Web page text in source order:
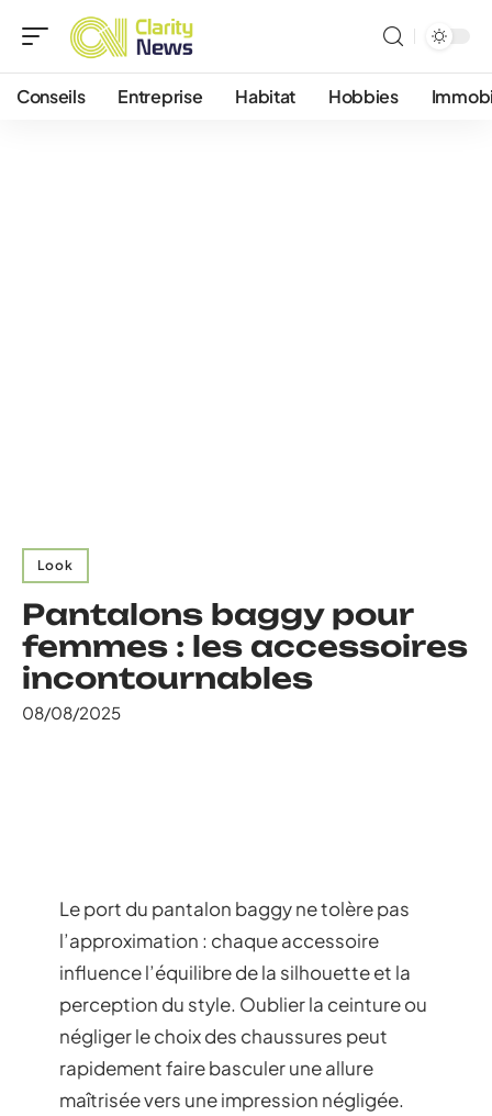
Conseils Entreprise Habitat Hobbies
Look
Pantalons baggy pour
femmes : les accessoires
incontournables
08/08/2025
Le port du pantalon baggy ne tolère pas
l’approximation : chaque accessoire
influence l’équilibre de la silhouette et la
perception du style. Oublier la ceinture ou
négliger le choix des chaussures peut
rapidement faire basculer une allure
maîtrisée vers une impression négligée.